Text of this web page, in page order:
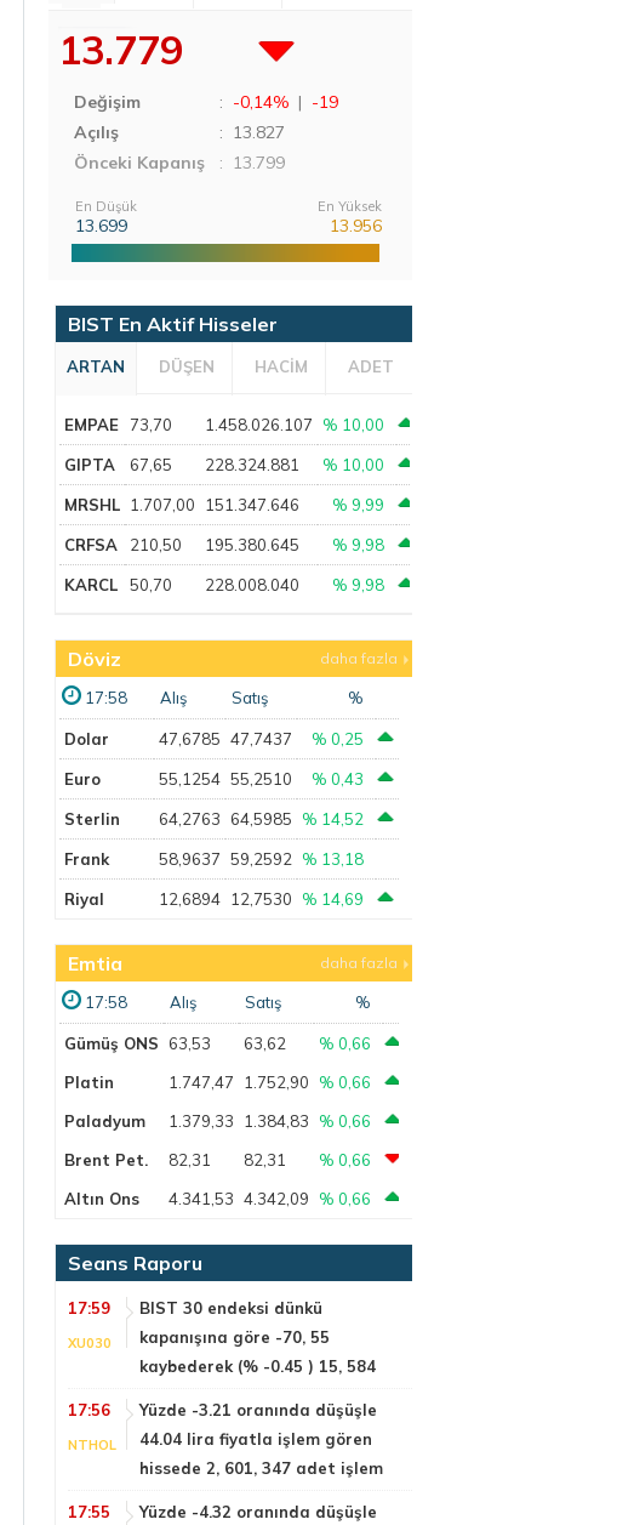
13.779
Değişim : -0,14% | -19
Açılış
: 13.827
Önceki Kapanış
: 13.799
En Düşük
13.699
En Yüksek
13.956
BIST En Aktif Hisseler
ARTAN DÜŞEN HACİM ADET
EMPAE 73,70 1.458.026.107 % 10,00
GIPTA 67,65 228.324.881 % 10,00
MRSHL 1.707,00 151.347.646 % 9,99
CRFSA 210,50 195.380.645 % 9,98
KARCL 50,70 228.008.040 % 9,98
Döviz daha fazla
17:58 Alış Satış %
Dolar 47,6785 47,7437 % 0,25
Euro 55,1254 55,2510 % 0,43
Sterlin 64,2763 64,5985 % 14,52
Frank 58,9637 59,2592 % 13,18
Riyal 12,6894 12,7530 % 14,69
Emtia daha fazla
17:58 Alış Satış %
Gümüş ONS 63,53 63,62
% 0,66
Platin
1.747,47 1.752,90
% 0,66
Paladyum
1.379,33 1.384,83
% 0,66
Brent Pet.
82,31 82,31
% 0,66
Altın Ons
4.341,53 4.342,09 % 0,66
Seans Raporu
17:59
XU030
BIST 30 endeksi dünkü
kapanışına göre -70, 55
kaybederek (% -0.45 ) 15, 584
17:56
NTHOL
Yüzde -3.21 oranında düşüşle
44.04 lira fiyatla işlem gören
hissede 2, 601, 347 adet işlem
17:55
Yüzde -4.32 oranında düşüşle